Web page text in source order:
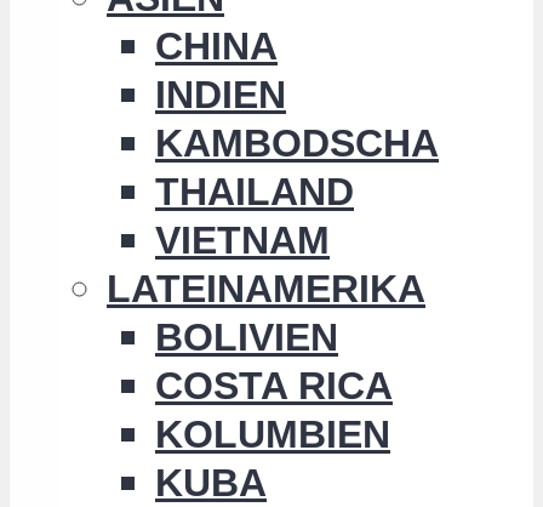
CHINA
INDIEN
KAMBODSCHA
THAILAND
VIETNAM
LATEINAMERIKA
BOLIVIEN
COSTA RICA
KOLUMBIEN
KUBA